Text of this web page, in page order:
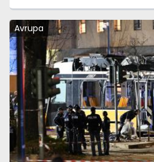
Avrupa